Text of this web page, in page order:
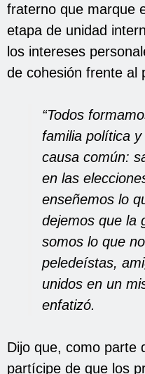
fraterno que marque
etapa de unidad
los intereses
de cohesión frente al
“Todos
familia política
causa común:
en las
enseñemos lo
dejemos que la
somos lo que
peledeístas,
unidos en un
enfatizó.
Dijo que, como parte
partícipe de que los